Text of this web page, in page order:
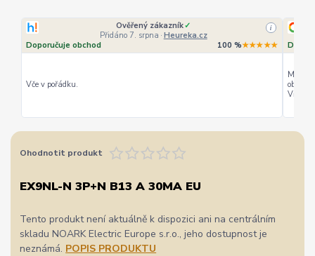
Ověřený zákazník✓
Přidáno 7. srpna · Heureka.cz
i
Doporučuje obchod 100 %★★★★★
Vče v pořádku.
Můžu
Vřele
Ohodnotit produkt
EX9NL-N 3P+N B13 A 30MA EU
Tento produkt není aktuálně k dispozici ani na centrálním
skladu NOARK Electric Europe s.r.o., jeho dostupnost je
neznámá. POPIS PRODUKTU